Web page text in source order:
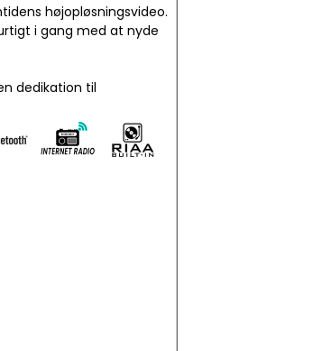
højopløsningsvideo.
i gang med at nyde
dedikation til